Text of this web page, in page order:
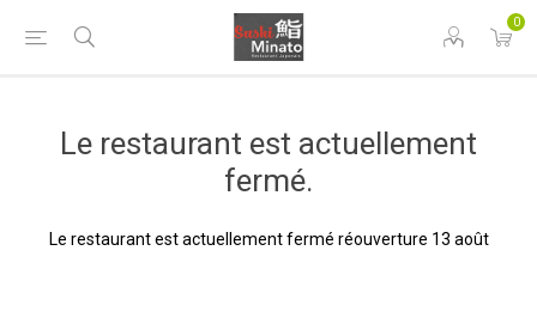
0
Le restaurant est actuellement
fermé.
Le restaurant est actuellement fermé réouverture 13 août